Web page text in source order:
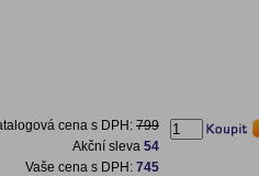
cena s DPH: 799
Akční sleva 54
Vaše cena s DPH: 745